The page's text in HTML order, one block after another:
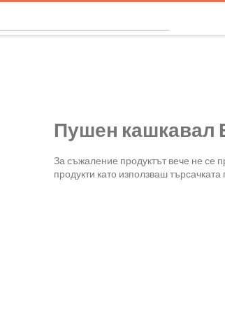
Пушен кашкавал
За съжаление продуктът вече не се
продукти като използваш